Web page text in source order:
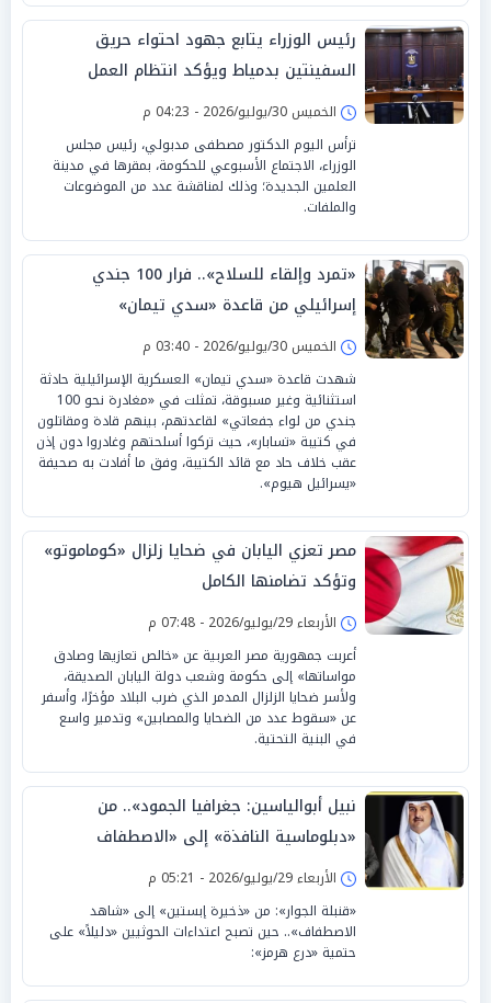
رئيس الوزراء يتابع جهود احتواء حريق
السفينتين بدمياط ويؤكد انتظام العمل
بالميناءالخميس 30/يوليو/2026 - 04:23 م
ترأس اليوم الدكتور مصطفى مدبولي، رئيس مجلس
الوزراء، الاجتماع الأسبوعي للحكومة، بمقرها في مدينة
العلمين الجديدة؛ وذلك لمناقشة عدد من الموضوعات
والملفات.
«تمرد وإلقاء للسلاح».. فرار 100 جندي
إسرائيلي من قاعدة «سدي تيمان»
الخميس 30/يوليو/2026 - 03:40 م
شهدت قاعدة «سدي تيمان» العسكرية الإسرائيلية حادثة
استثنائية وغير مسبوقة، تمثلت في «مغادرة نحو 100
جندي من لواء جفعاتي» لقاعدتهم، بينهم قادة ومقاتلون
في كتيبة «تسابار»، حيث تركوا أسلحتهم وغادروا دون إذن
عقب خلاف حاد مع قائد الكتيبة، وفق ما أفادت به صحيفة
«يسرائيل هيوم».
مصر تعزي اليابان في ضحايا زلزال «كوماموتو»
وتؤكد تضامنها الكامل
الأربعاء 29/يوليو/2026 - 07:48 م
أعربت جمهورية مصر العربية عن «خالص تعازيها وصادق
مواساتها» إلى حكومة وشعب دولة اليابان الصديقة،
ولأسر ضحايا الزلزال المدمر الذي ضرب البلاد مؤخرًا، وأسفر
عن «سقوط عدد من الضحايا والمصابين» وتدمير واسع
في البنية التحتية.
نبيل أبوالياسين: جغرافيا الجمود».. من
«دبلوماسية النافذة» إلى «الاصطفاف
السيادي» حين تصبح «النتائج صفرية»
الأربعاء 29/يوليو/2026 - 05:21 م
«قنبلة الجوار»: من «ذخيرة إبستين» إلى «شاهد
الاصطفاف».. حين تصبح اعتداءات الحوثيين «دليلاً» على
حتمية «درع هرمز»: